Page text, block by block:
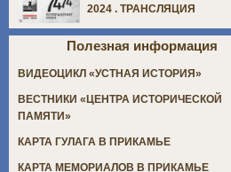
2024 . ТРАНСЛЯЦИЯ
Полезная информация
ВИДЕОЦИКЛ «УСТНАЯ ИСТОРИЯ»
ВЕСТНИКИ «ЦЕНТРА ИСТОРИЧЕСКОЙ
ПАМЯТИ»
КАРТА ГУЛАГА В ПРИКАМЬЕ
КАРТА МЕМОРИАЛОВ В ПРИКАМЬЕ